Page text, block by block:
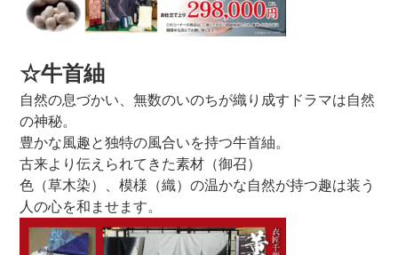
☆牛首紬
自然の息づかい、無数のいのちが織り成すドラマは自然
の神秘。
豊かな風趣と独特の風合いを持つ牛首紬。
古来より伝えられてきた素材（御召）
色（草木染）、模様（織）の温かな自然が持つ趣は装う
人の心を和ませます。